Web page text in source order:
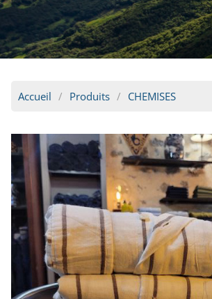
Accueil Produits CHEMISES